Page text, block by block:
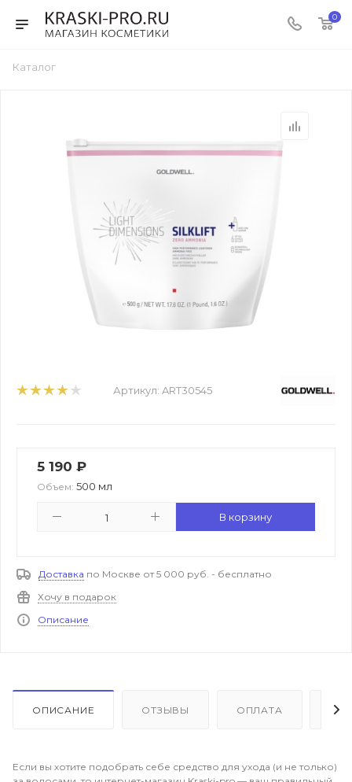
0
Каталог
Артикул: ART30545
5 190 ₽
Объем: 500 мл
В корзину
Доставка по Москве от 5 000 руб. - бесплатно
Хочу в подарок
Описание
ОПИСАНИЕ ОТЗЫВЫ ОПЛАТА
Если вы хотите подобрать себе средство для ухода (и не только)